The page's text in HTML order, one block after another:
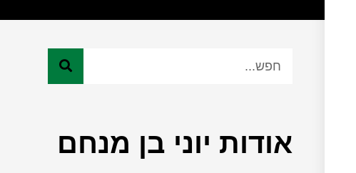
אודות יוני בן מנחם